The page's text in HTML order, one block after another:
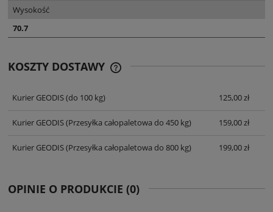
Wysokość
70.7
KOSZTY DOSTAWY
Kurier GEODIS(do 100 kg) 125,00 zł
Kurier GEODIS(Przesyłka całopaletowa do 450 kg) 159,00 zł
Kurier GEODIS(Przesyłka całopaletowa do 800 kg) 199,00 zł
OPINIE O PRODUKCIE (0)